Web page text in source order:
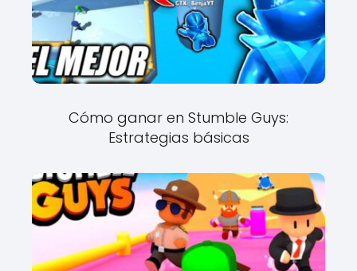
Cómo ganar en Stumble Guys:
Estrategias básicas